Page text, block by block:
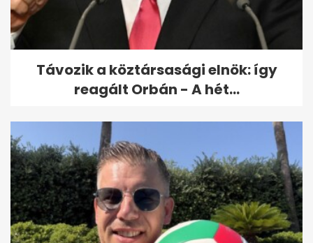
bronzérmes asztaliteniszben
Távozik a köztársasági elnök: így
reagált Orbán - A hét...